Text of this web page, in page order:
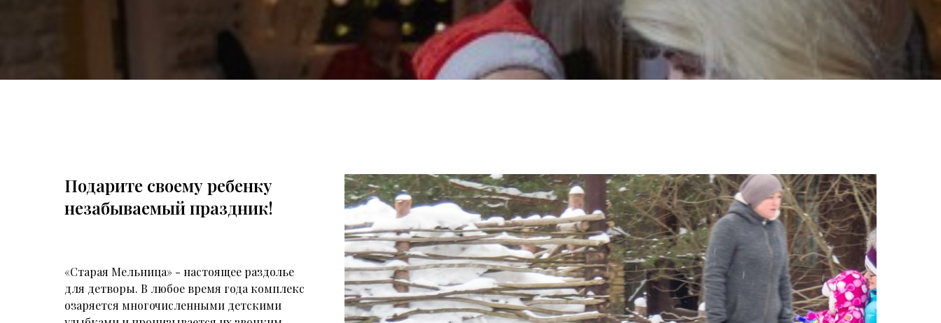
Подарите своему ребенку
незабываемый праздник!
«Старая Мельница» - настоящее раздолье
для детворы. В любое время года комплекс
озаряется многочисленными детскими